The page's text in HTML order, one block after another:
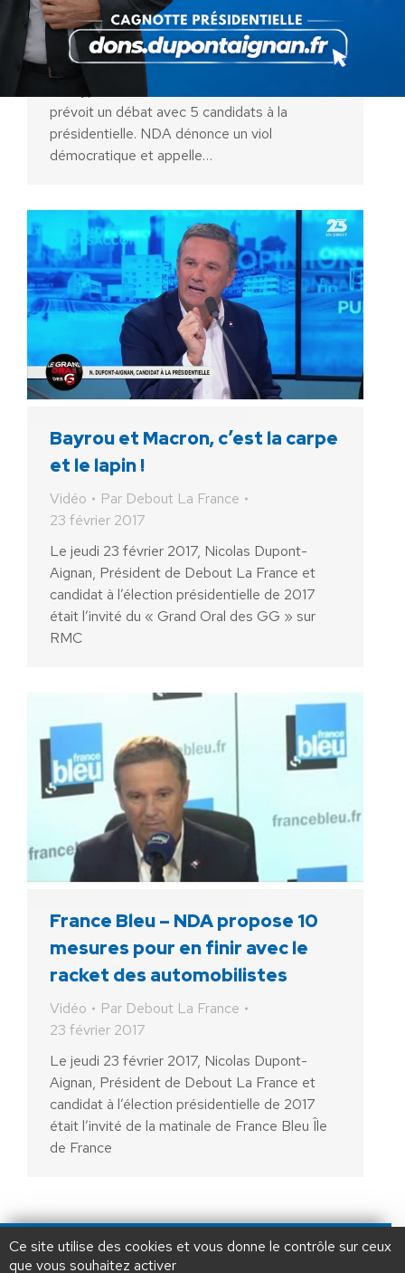
Vidéo ParDebout La France
23 février 2017
Retrouvez le 8e épisode de « Nicolas
Décrypte l’Actu » ! Au sommaire : – TF1
prévoit un débat avec 5 candidats à la
présidentielle. NDA dénonce un viol
démocratique et appelle…
Bayrou et Macron, c’est la carpe
et le lapin !
Vidéo Par Debout La France
23 février 2017
Le jeudi 23 février 2017, Nicolas Dupont-
Aignan, Président de Debout La France et
candidat à l’élection présidentielle de 2017
était l’invité du « Grand Oral des GG » sur
RMC
France Bleu – NDA propose 10
mesures pour en finir avec le
racket des automobilistes
Vidéo Par Debout La France
23 février 2017
Le jeudi 23 février 2017, Nicolas Dupont-
Aignan, Président de Debout La France et
candidat à l’élection présidentielle de 2017
était l’invité de la matinale de France Bleu Île
de France
LIBÉRER LA FRANCE
JE FAIS UN DON À DLF
Ce site utilise des cookies et vous donne le contrôle sur ceux
que vous souhaitez activer